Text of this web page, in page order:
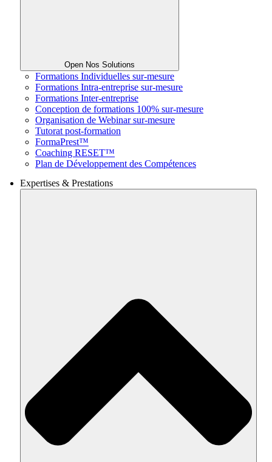
Open Nos Solutions
Formations Individuelles sur-mesure
Formations Intra-entreprise sur-mesure
Formations Inter-entreprise
Conception de formations 100% sur-mesure
Organisation de Webinar sur-mesure
Tutorat post-formation
FormaPrest™
Coaching RESET™
Plan de Développement des Compétences
Expertises & Prestations